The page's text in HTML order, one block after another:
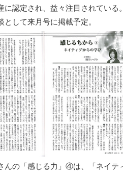
に認定され、益々注目されている
として来月号に掲載予定。
んの「感じる力」④は、「ネイテ